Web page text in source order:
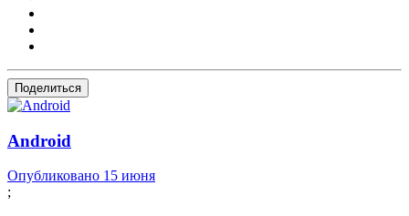
Поделиться
Android
Опубликовано 15 июня
;